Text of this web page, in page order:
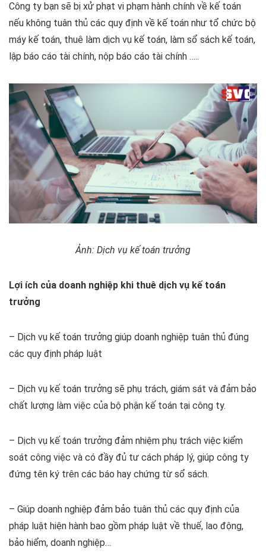
Công ty bạn sẽ bị xử phạt vi phạm hành chính về kế toán
nếu không tuân thủ các quy định về kế toán như tổ chức bộ
máy kế toán, thuê làm dịch vụ kế toán, làm sổ sách kế toán,
lập báo cáo tài chính, nộp báo cáo tài chính …..
Ảnh: Dịch vụ kế toán trưởng
Lợi ích của doanh nghiệp khi thuê dịch vụ kế toán
trưởng
– Dịch vụ kế toán trưởng giúp doanh nghiệp tuân thủ đúng
các quy định pháp luật
– Dịch vụ kế toán trưởng sẽ phụ trách, giám sát và đảm bảo
chất lượng làm việc của bộ phận kế toán tại công ty.
– Dịch vụ kế toán trưởng đảm nhiệm phụ trách việc kiểm
soát công việc và có đầy đủ tư cách pháp lý, giúp công ty
đứng tên ký trên các báo hay chứng từ sổ sách.
– Giúp doanh nghiệp đảm bảo tuân thủ các quy định của
pháp luật hiện hành bao gồm pháp luật về thuế, lao động,
bảo hiểm, doanh nghiệp…